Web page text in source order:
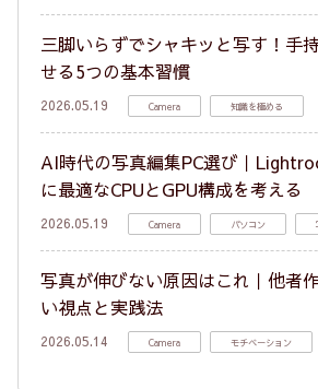
三脚いらずでシャキッと写す！手
せる5つの基本習慣
2026.05.19 Camera 知識を極める
AI時代の写真編集PC選び｜
に最適なCPUとGPU構成を考える
2026.05.19 Camera パソコン
写真が伸びない原因はこれ｜他者
い視点と実践法
2026.05.14 Camera モチベーション